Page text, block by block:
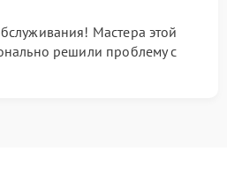
Мастера этой
решили проблему с